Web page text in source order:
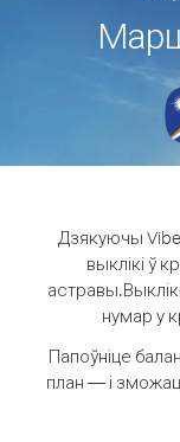
Дзякуючы
выклікі ў
астравы.
нумар у
Папоўніце
план — і